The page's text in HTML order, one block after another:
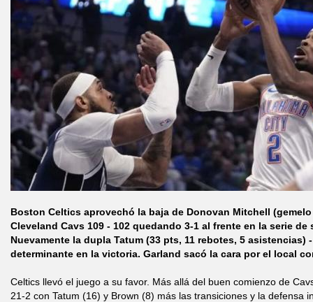
Boston Celtics aprovechó la baja de Donovan Mitchell
Cleveland Cavs 109 - 102 quedando 3-1 al frente en la serie de
Nuevamente la dupla Tatum (33 pts, 11 rebotes, 5 asistencias)
determinante en la victoria. Garland sacó la cara por el local
Celtics llevó el juego a su favor. Más allá del buen comienzo de
21-2 con Tatum (16) y Brown (8) más las transiciones y la defensa